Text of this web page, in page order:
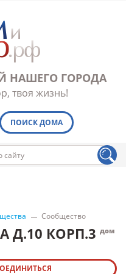
НАШЕГО ГОРОДА
твоя жизнь!
ПОИСК ДОМА
Сообщество
Д.10 КОРП.3 дом